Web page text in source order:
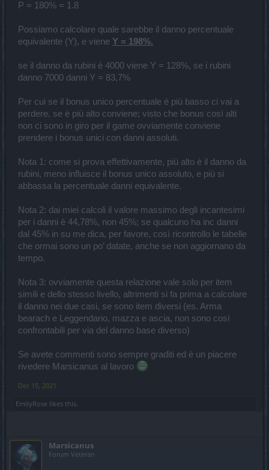
P = 180% = 1.8
Possiamo calcolare quale sarebbe il danno percentuale
equivalente (Y), e viene Y = 198%.
se il danno da rubini è 4000 viene Y = 128%, se i rubini
danno 7000 danni Y = 83,7%
Per cui se il bonus unico percentuale è più basso ci vai a
perdere, se è più alto conviene; visto che bonus così alti
non ci sono in giro per il game ovviamente conviene
prendere i bonus unici con danni assoluti.
Nota 1: come si prova effettivamente, più alto è il danno da
rubini, meno influisce il bonus unico assoluto, e più si
abbassa la percentuale danni equivalente.
Nota 2: dai miei calcoli il valore massimo degli incantesimi
per i danni è 44,78%, non 45%; se qualcuno ha inc danni
dal 45% in su me dica, per favore, così ricontrollo le tabelle
che ormai sono un po’ datate, anche se non aggiornano da
tempo.
Nota 3: ovviamente questa relazione vale solo per item
simili e dello stesso livello, altrimenti si fa prima a calcolare
il danno nei due casi, se sono item diversi (es. Arma
bearach e Leggendario, mazza e ascia, non sono così
confrontabili per via del danno base diverso)
Se avete commenti sono sempre graditi ed è un piacere
rivedere Marsicanus al lavoro
Dec 15, 2021
EmilyRose likes this.
Marsicanus
Forum Veteran